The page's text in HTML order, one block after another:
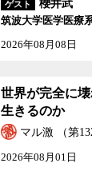
ゲスト
櫻井武
筑波大学医学医療
2026年08月08日
世界が完全に
生きるのか
マル激 （第
2026年08月01日